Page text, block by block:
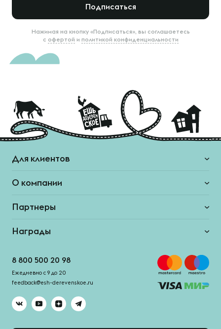
Подписаться
Нажимая на кнопку «Подписаться», вы соглашаетесь
с офертой и политикой конфиденциальности
Для клиентов
О компании
Партнеры
Награды
8 800 500 20 98
Ежедневно с 9 до 20
feedback@esh-derevenskoe.ru